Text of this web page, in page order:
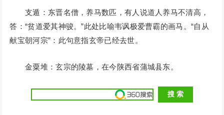
支遁：东晋名僧，养马数匹，有人说道人养马不清高，
答：“贫道爱其神骏。”此处比喻韦讽极爱曹霸的画马。“自从
献宝朝河宗”：此句意指玄帝已经去世。
金粟堆：玄宗的陵墓，在今陕西省蒲城县东。